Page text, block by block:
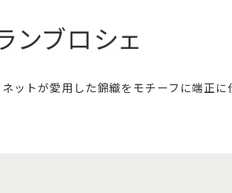
ンブロシェ
ットが愛用した錦織をモチーフに端正